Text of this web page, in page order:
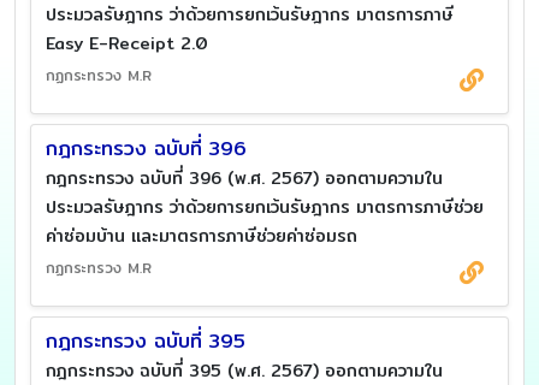
ประมวลรัษฎากร ว่าด้วยการยกเว้นรัษฎากร มาตรการภาษี
Easy E-Receipt 2.0
กฏกระทรวง M.R
กฎกระทรวง ฉบับที่ 396
กฎกระทรวง ฉบับที่ 396 (พ.ศ. 2567) ออกตามความใน
ประมวลรัษฎากร ว่าด้วยการยกเว้นรัษฎากร มาตรการภาษีช่วย
ค่าซ่อมบ้าน และมาตรการภาษีช่วยค่าซ่อมรถ
กฏกระทรวง M.R
กฎกระทรวง ฉบับที่ 395
กฎกระทรวง ฉบับที่ 395 (พ.ศ. 2567) ออกตามความใน